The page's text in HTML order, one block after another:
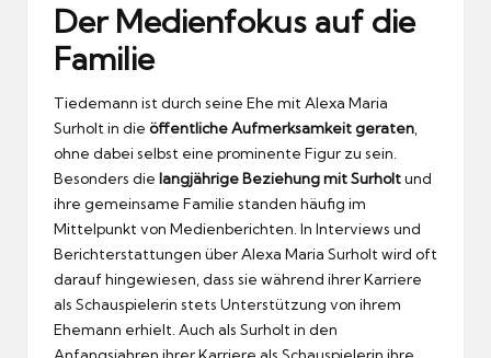
Der Medienfokus auf die
Familie
Tiedemann ist durch seine Ehe mit Alexa Maria
Surholt in die öffentliche Aufmerksamkeit geraten
ohne dabei selbst eine prominente Figur zu sein.
Besonders die langjährige Beziehung mit Surholtund
ihre gemeinsame Familie standen häufig im
Mittelpunkt von Medienberichten. In Interviews und
Berichterstattungen über Alexa Maria Surholt wird oft
darauf hingewiesen, dass sie während ihrer Karriere
als Schauspielerin stets Unterstützung von ihrem
Ehemann erhielt. Auch als Surholt in den
Anfangsjahren ihrer Karriere als Schauspielerin ihre